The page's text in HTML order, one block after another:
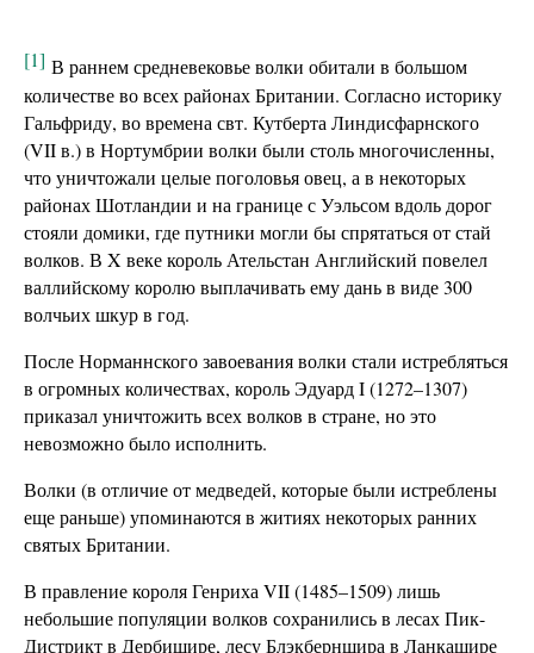
[1] В раннем средневековье волки обитали в большом
количестве во всех районах Британии. Согласно историку
Гальфриду, во времена свт. Кутберта Линдисфарнского
(VII в.) в Нортумбрии волки были столь многочисленны,
что уничтожали целые поголовья овец, а в некоторых
районах Шотландии и на границе с Уэльсом вдоль дорог
стояли домики, где путники могли бы спрятаться от стай
волков. В X веке король Ательстан Английский повелел
валлийскому королю выплачивать ему дань в виде 300
волчьих шкур в год.
После Норманнского завоевания волки стали истребляться
в огромных количествах, король Эдуард I (1272–1307)
приказал уничтожить всех волков в стране, но это
невозможно было исполнить.
Волки (в отличие от медведей, которые были истреблены
еще раньше) упоминаются в житиях некоторых ранних
святых Британии.
В правление короля Генриха VII (1485–1509) лишь
небольшие популяции волков сохранились в лесах Пик-
Дистрикт в Дербишире, лесу Блэкберншира в Ланкашире